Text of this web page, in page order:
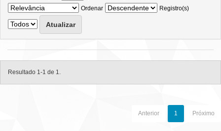
Ordenar
Registro(s)
Resultado 1-1 de 1.
Anterior 1 Próximo